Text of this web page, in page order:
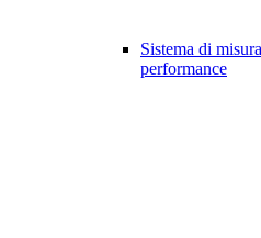
Sistema di
performance